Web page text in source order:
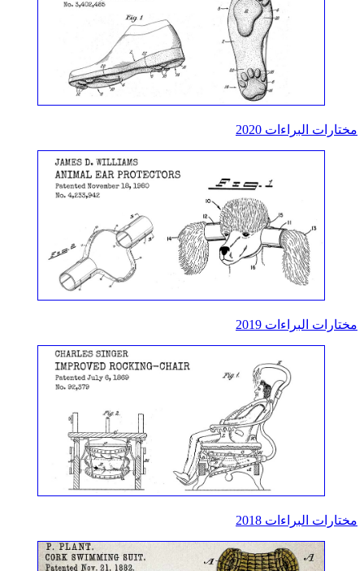
مختارات البراءات 2020
مختارات البراءات 2019
مختارات البراءات 2018